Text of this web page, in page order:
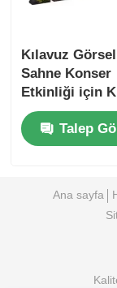
Kılavuz
Sahne Konser
Etkinliği için
LED Ekran
İç Mekan
Yüksek
Talep
Ana sayfa